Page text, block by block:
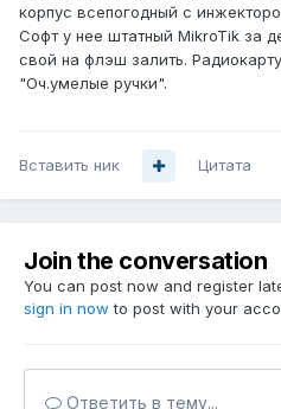
корпус всепогодный с
Софт у нее штатный MikroTik за
свой на флэш залить.
"Оч.умелые ручки".
Вставить ник Цитата
Join the conversation
You can post now and register
sign in now to post with your
Ответить в тему...